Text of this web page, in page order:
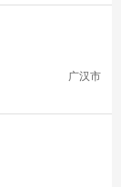
广汉市